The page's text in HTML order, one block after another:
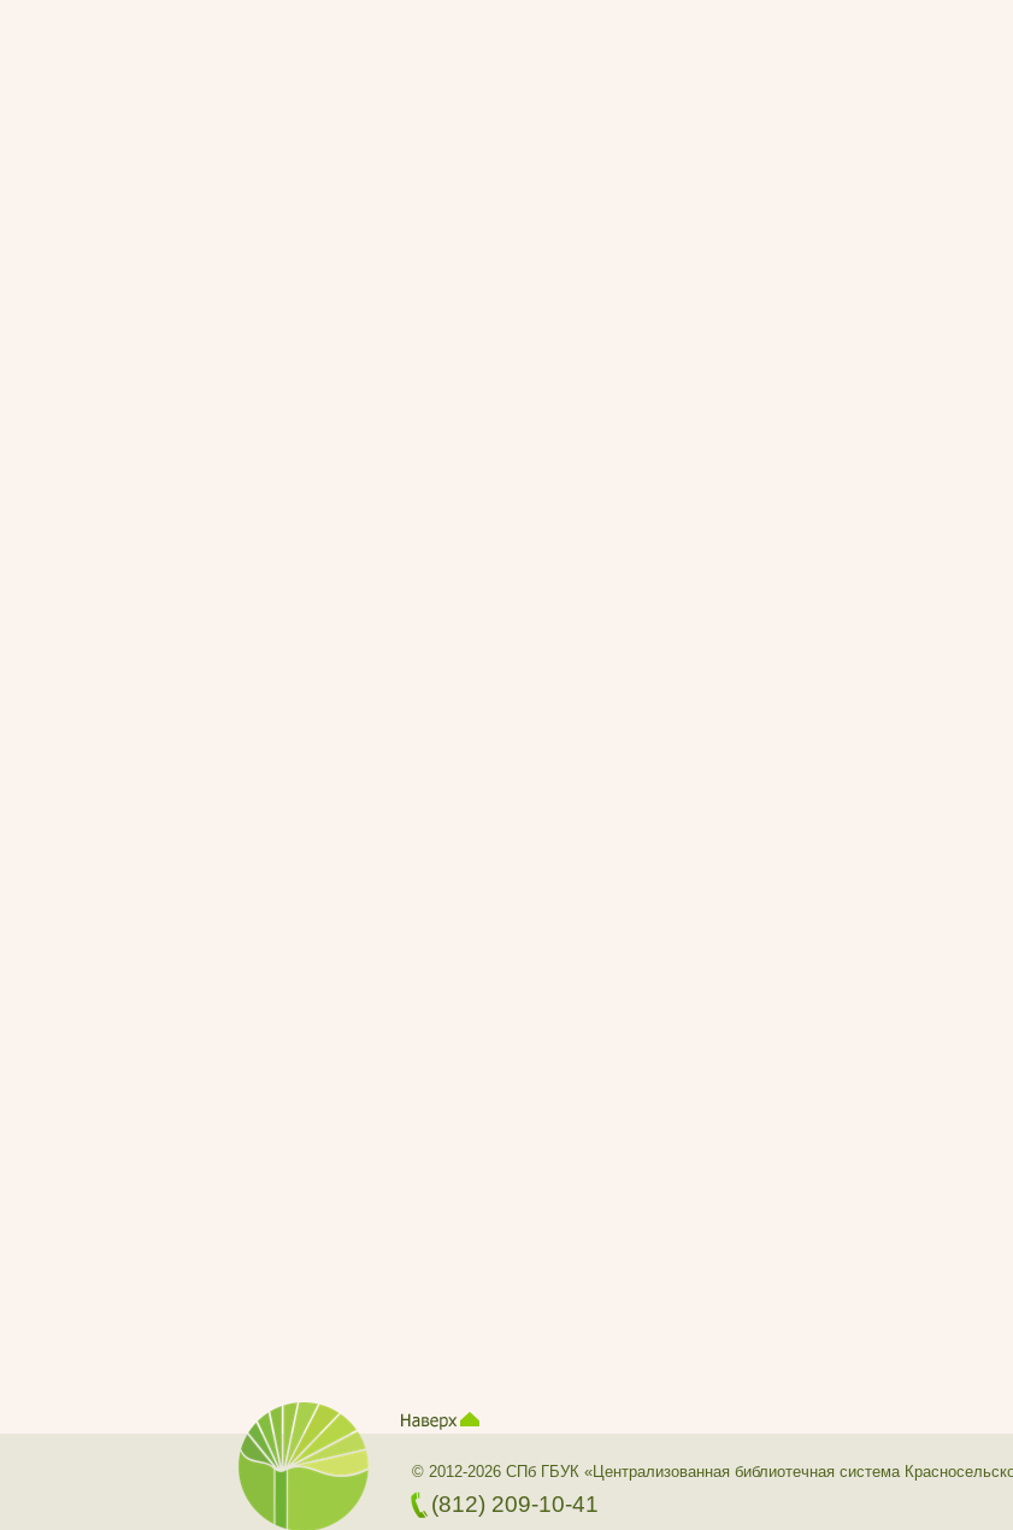
© 2012-2026 СПб ГБУК «Централизованная библиотечная система
(812) 209-10-41